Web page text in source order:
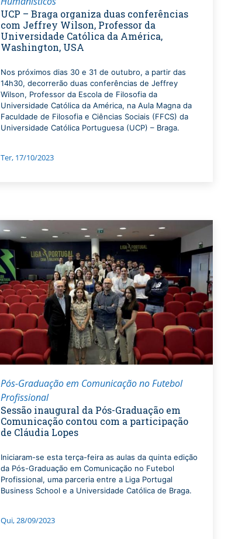
UCP – Braga organiza duas conferências
com Jeffrey Wilson, Professor da
Universidade Católica da América,
Washington, USA
Nos próximos dias 30 e 31 de outubro, a partir das
14h30, decorrerão duas conferências de Jeffrey
Wilson, Professor da Escola de Filosofia da
Universidade Católica da América, na Aula Magna da
Faculdade de Filosofia e Ciências Sociais (FFCS) da
Universidade Católica Portuguesa (UCP) – Braga.
Ter, 17/10/2023
Pós-Graduação em Comunicação no Futebol
Profissional
Sessão inaugural da Pós-Graduação em
Comunicação contou com a participação
de Cláudia Lopes
Iniciaram-se esta terça-feira as aulas da quinta edição
da Pós-Graduação em Comunicação no Futebol
Profissional, uma parceria entre a Liga Portugal
Business School e a Universidade Católica de Braga.
Qui, 28/09/2023